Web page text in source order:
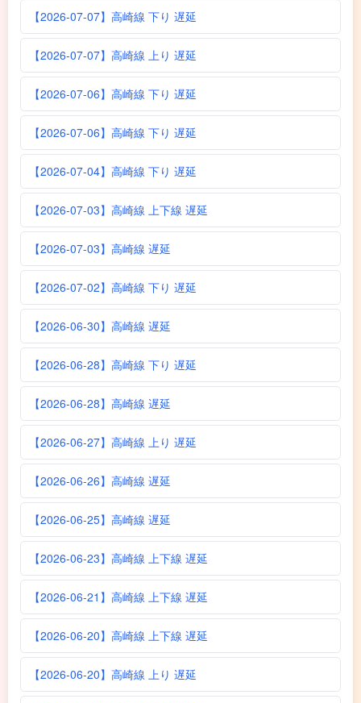
【2026-07-07】高崎線 下り 遅延
【2026-07-07】高崎線 上り 遅延
【2026-07-06】高崎線 下り 遅延
【2026-07-06】高崎線 下り 遅延
【2026-07-04】高崎線 下り 遅延
【2026-07-03】高崎線 上下線 遅延
【2026-07-03】高崎線 遅延
【2026-07-02】高崎線 下り 遅延
【2026-06-30】高崎線 遅延
【2026-06-28】高崎線 下り 遅延
【2026-06-28】高崎線 遅延
【2026-06-27】高崎線 上り 遅延
【2026-06-26】高崎線 遅延
【2026-06-25】高崎線 遅延
【2026-06-23】高崎線 上下線 遅延
【2026-06-21】高崎線 上下線 遅延
【2026-06-20】高崎線 上下線 遅延
【2026-06-20】高崎線 上り 遅延